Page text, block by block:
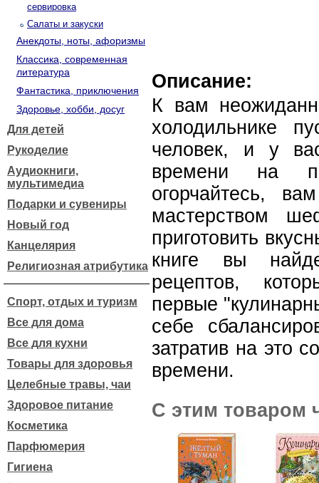
сервировка
Салаты и закуски
Анекдоты, ноты, афоризмы
Классика, современная
литература
Фантастика, приключения
Здоровье, хобби, досуг
Для детей
Рукоделие
Аудиокниги,
мультимедиа
Подарки и сувениры
Новый год
Канцелярия
Религиозная атрибутика
Спорт, отдых и туризм
Все для дома
Все для кухни
Товары для здоровья
Целебные травы, чаи
Здоровое питание
Косметика
Парфюмерия
Гигиена
Описание:
К вам
холодильнике
человек, и у
времени на
огорчайтесь,
мастерством
приготовить
книге вы
рецептов,
первые
себе
затратив на это
времени.
С этим товаром